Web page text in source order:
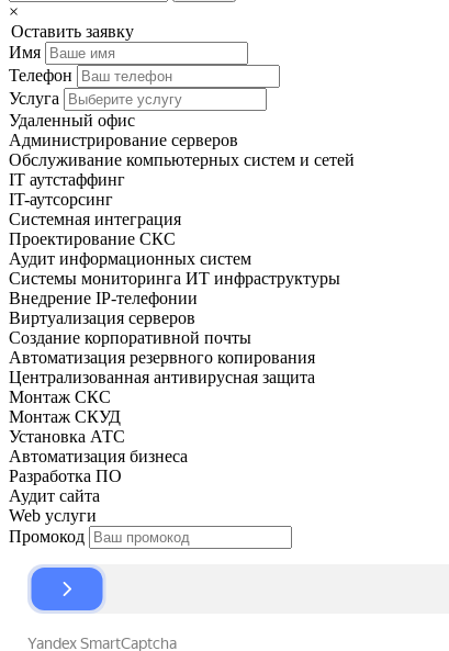
×
Оставить заявку
Имя
Телефон
Услуга
Удаленный офис
Администрирование серверов
Обслуживание компьютерных систем и сетей
IT аутстаффинг
IT-аутсорсинг
Системная интеграция
Проектирование СКС
Аудит информационных систем
Системы мониторинга ИТ инфраструктуры
Внедрение IP-телефонии
Виртуализация серверов
Создание корпоративной почты
Автоматизация резервного копирования
Централизованная антивирусная защита
Монтаж СКС
Монтаж СКУД
Установка АТС
Автоматизация бизнеса
Разработка ПО
Аудит сайта
Web услуги
Промокод